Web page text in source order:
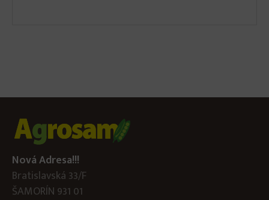
Nová Adresa!!!
Bratislavská 33/F
ŠAMORÍN 931 01